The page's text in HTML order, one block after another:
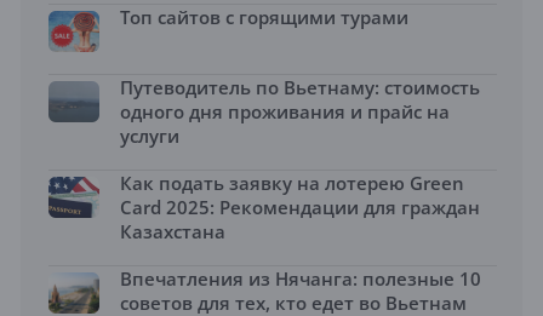
Топ сайтов с горящими турами
Путеводитель по Вьетнаму: стоимость
одного дня проживания и прайс на
услуги
Как подать заявку на лотерею Green
Card 2025: Рекомендации для граждан
Казахстана
Впечатления из Нячанга: полезные 10
советов для тех, кто едет во Вьетнам